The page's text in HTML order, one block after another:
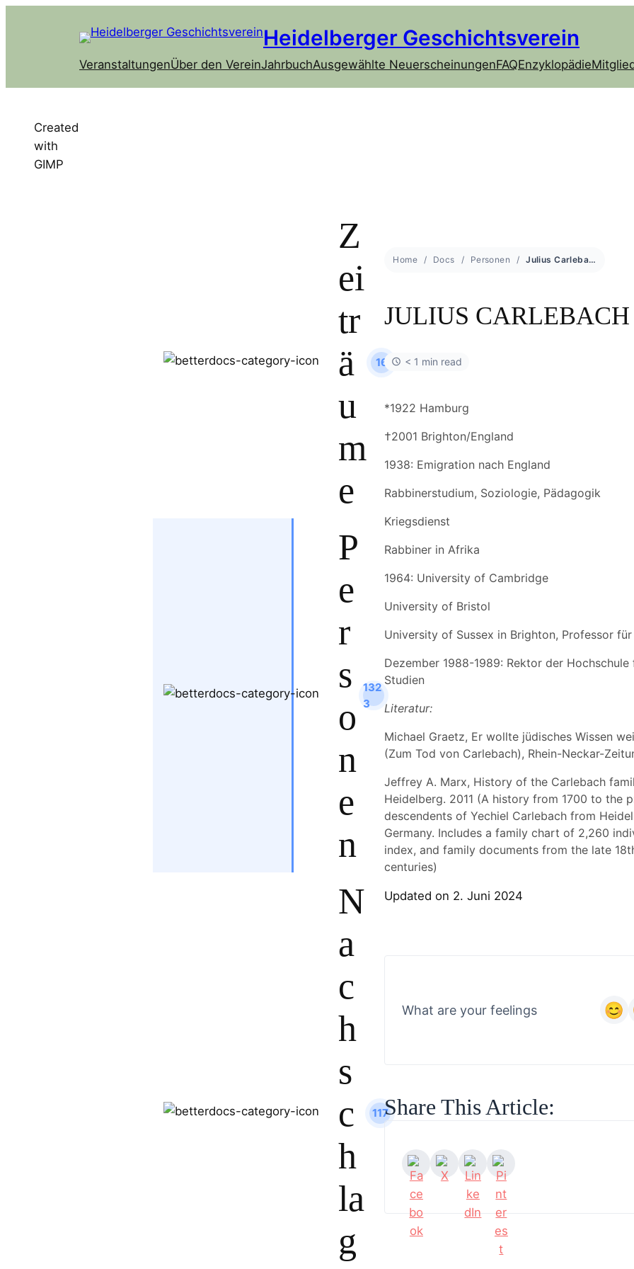
Heidelberger Geschichtsverein
VeranstaltungenÜber den VereinJahrbuchAusgewählte NeuerscheinungenFAQEnzyklopädie
Created
with
GIMP
Z
ei
tr
ä
u
m
e
16
P
e
r
s
o
n
e
n
132
3
N
a
c
h
s
c
h
la
g
117
Home Docs Personen Julius Carlebach
JULIUS CARLEBACH
< 1 min read
*1922 Hamburg
†2001 Brighton/England
1938: Emigration nach England
Rabbinerstudium, Soziologie, Pädagogik
Kriegsdienst
Rabbiner in Afrika
1964: University of Cambridge
University of Bristol
University of Sussex in Brighton, Professor
Dezember 1988-1989: Rektor der
Studien
Literatur:
Michael Graetz, Er wollte jüdisches Wissen
(Zum Tod von Carlebach), Rhein-Neckar-
Jeffrey A. Marx, History of the Carlebach
Heidelberg. 2011 (A history from 1700 to the
descendents of Yechiel Carlebach from
Germany. Includes a family chart of 2,260
index, and family documents from the late
centuries)
Updated on 2. Juni 2024
What are your feelings
Share This Article: